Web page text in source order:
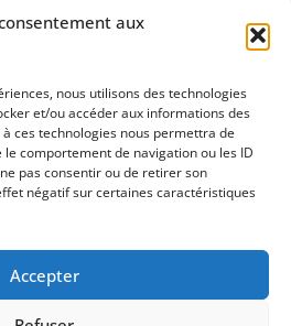
aux
nous utilisons des technologies
et/ou accéder aux informations des
ces technologies nous permettra de
comportement de navigation ou les ID
pas consentir ou de retirer son
négatif sur certaines caractéristiques
Accepter
BOUGER
- Finistère
76 96 29 40
légales